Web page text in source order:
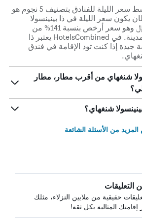
في شنغهاي، يبلغ متوسط ​​سعر الليلة للفنادق بتصنيف 5 نجوم هو
يكون سعر الليلة في ذا بينينسولا
شنغهاي حوالي 1,657 ﷼ وهو سعر أرخص بنسبة 141% من
متوسط الأسعار في المدينة. في HotelsCombined يعتبر ذا
جيدة إذا كنت تود الإقامة في فندق
شنغهاي من أقرب مطار، مطار
شنغهاي؟
من الأسئلة الشائعة
التعليقات
حقيقية من ملايين النزلاء، مثلك
المثالية بكل ثقة!